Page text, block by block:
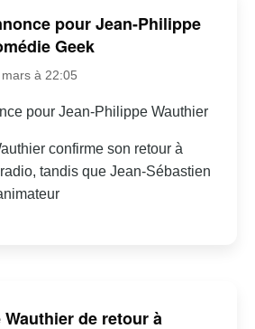
pour Jean-Philippe
Geek
à 22:05
pour Jean-Philippe Wauthier
confirme son retour à
tandis que Jean-Sébastien
de retour à